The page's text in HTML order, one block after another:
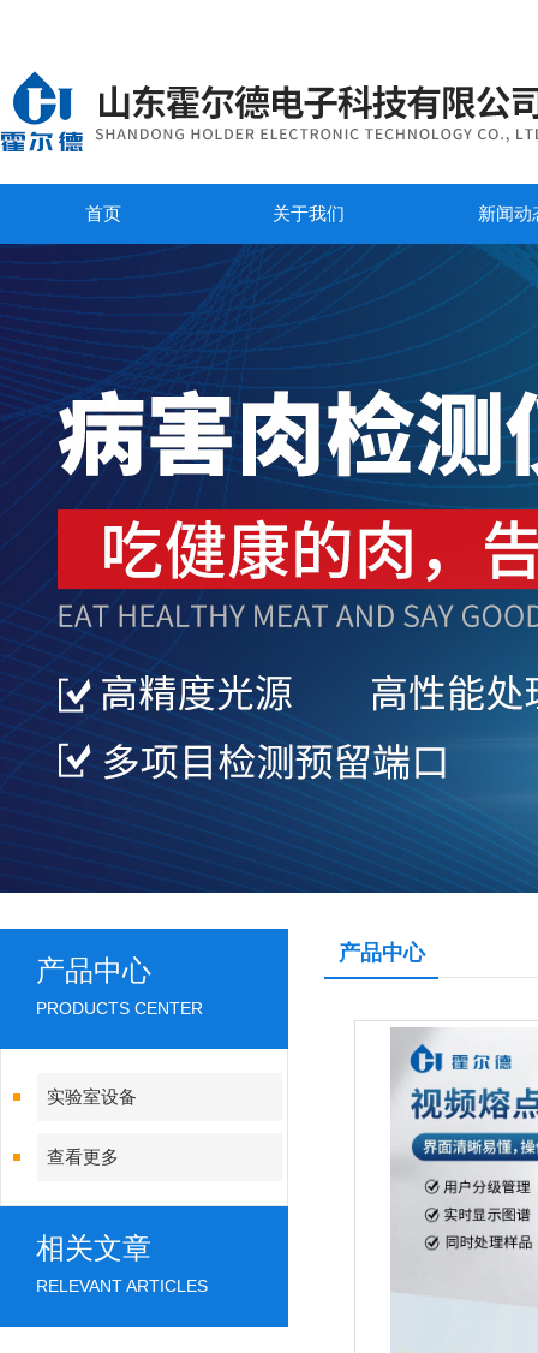
首页 关于我们 新闻动
产品中心
PRODUCTS CENTER
实验室设备
查看更多
相关文章
RELEVANT ARTICLES
产品中心